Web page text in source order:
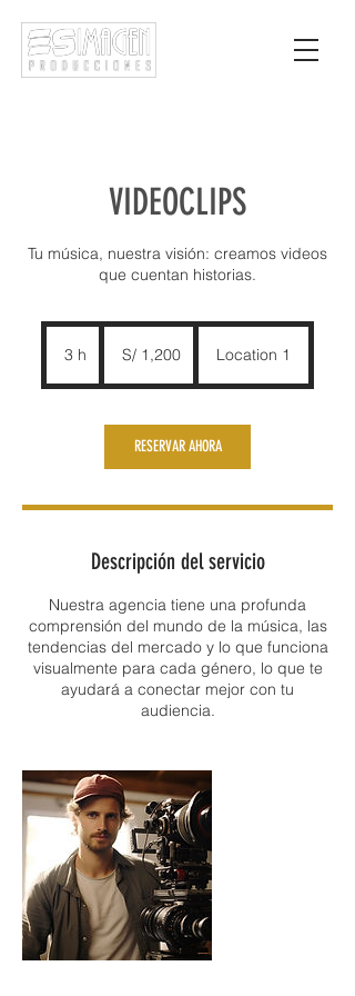
VIDEOCLIPS
Tu música, nuestra visión: creamos videos
que cuentan historias.
3 h
peruanos
S/ 1,200 Location 1
RESERVAR AHORA
Descripción del servicio
Nuestra agencia tiene una profunda
comprensión del mundo de la música, las
tendencias del mercado y lo que funciona
visualmente para cada género, lo que te
ayudará a conectar mejor con tu
audiencia.